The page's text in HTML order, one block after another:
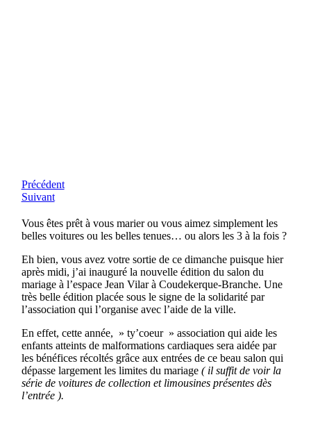
Précédent
Suivant
Vous êtes prêt à vous marier ou vous aimez simplement les
belles voitures ou les belles tenues… ou alors les 3 à la fois ?
Eh bien, vous avez votre sortie de ce dimanche puisque hier
après midi, j’ai inauguré la nouvelle édition du salon du
mariage à l’espace Jean Vilar à Coudekerque-Branche. Une
très belle édition placée sous le signe de la solidarité par
l’association qui l’organise avec l’aide de la ville.
En effet, cette année, » ty’coeur » association qui aide les
enfants atteints de malformations cardiaques sera aidée par
les bénéfices récoltés grâce aux entrées de ce beau salon qui
dépasse largement les limites du mariage ( il suffit de voir la
série de voitures de collection et limousines présentes dès
l’entrée ).